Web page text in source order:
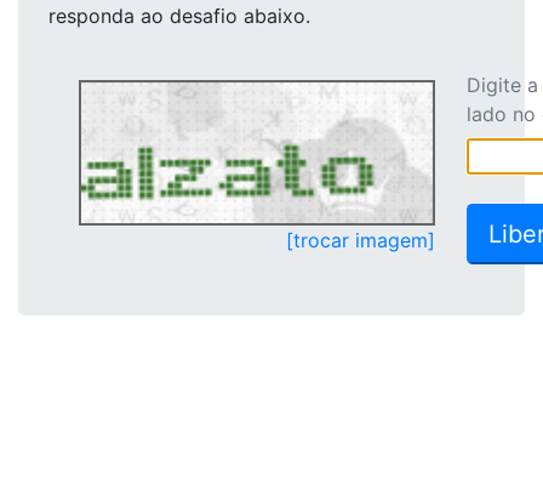
responda ao desafio abaixo.
[trocar imagem]
Digite
lado no